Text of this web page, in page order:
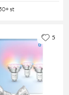
st
5